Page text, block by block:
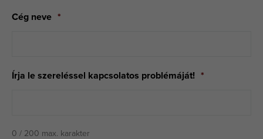
Cég neve *
Írja le szereléssel kapcsolatos problémáját! *
0 / 200 max. karakter